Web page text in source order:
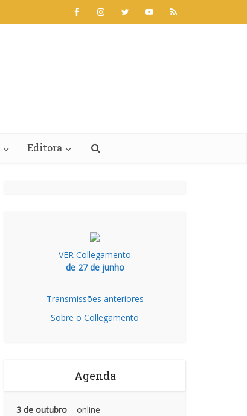
Editora
VER Collegamento
de 27 de junho
Transmissões anteriores
Sobre o Collegamento
Agenda
3 de outubro – online